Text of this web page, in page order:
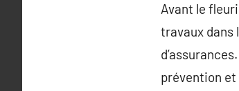
Avant le
travaux dans
prévention et